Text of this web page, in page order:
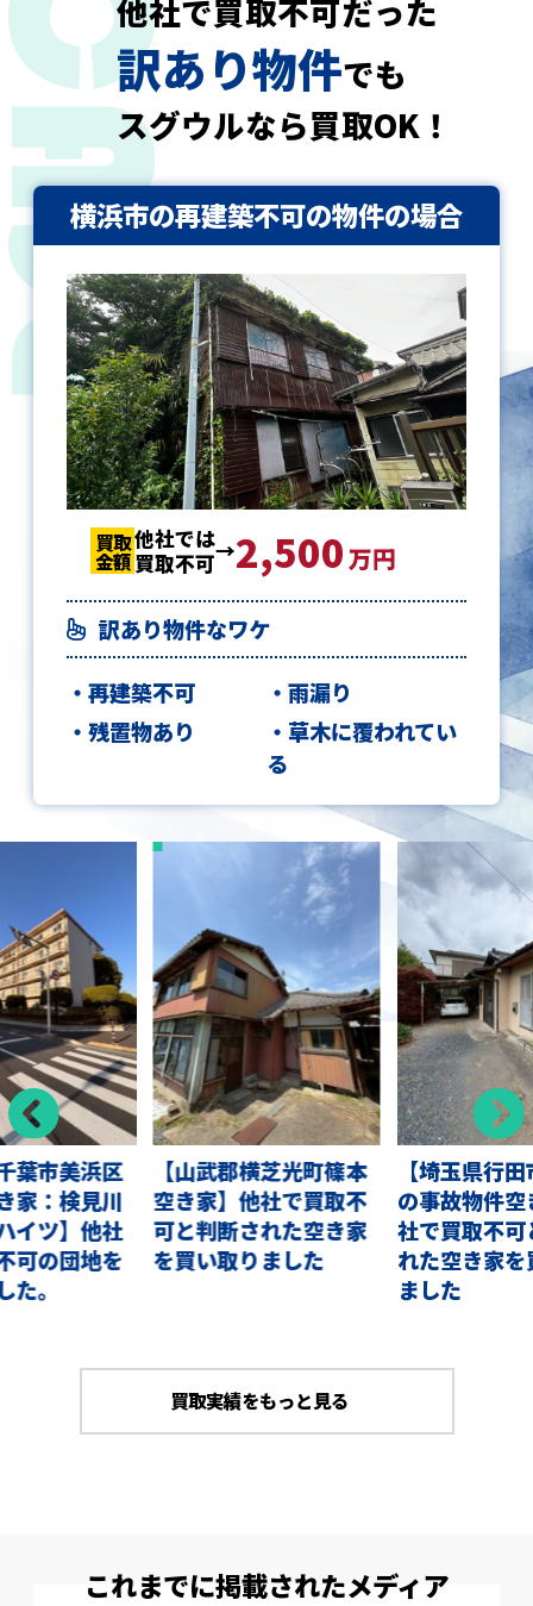
他社で買取不可だった
訳あり物件でも
スグウルなら買取OK！
買取
金額 3,140
横浜市の再建築不可の物件の場合
買取
金額
他社では
買取不可
2,500万円
訳あり物件なワケ
再建築不可
雨漏り
残置物あり
草木に覆われてい
る
買取
金額 156
買取
金額 520
買取
金額 1,240
買取
金額 3,140
買取
金額 2,500
葉市美浜区
家：検見川
イツ】他社
可の団地を
た。
【山武郡横芝光町篠本
空き家】他社で買取不
可と判断された空き家
を買い取りました
【埼玉県行
の事故物件
社で買取不可
れた空き家
ました
買取実績をもっと見る
これまでに掲載されたメディア